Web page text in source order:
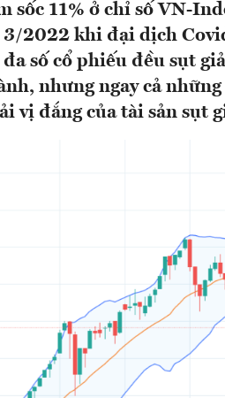
sốc 11% ở chỉ số VN-
2022 khi đại dịch
số cổ phiếu đều sụt
nhưng ngay cả
vị đắng của tài sản sụt